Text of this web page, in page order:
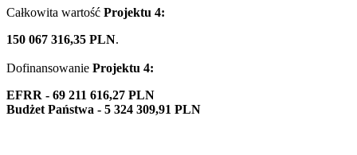
Całkowita wartość Projektu 4:
150 067 316,35 PLN.
Dofinansowanie Projektu 4:
EFRR - 69 211 616,27 PLN
Budżet Państwa - 5 324 309,91 PLN